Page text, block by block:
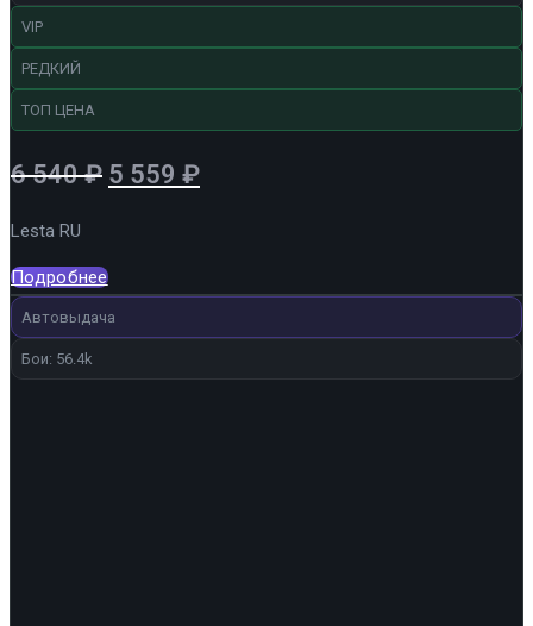
VIP
РЕДКИЙ
ТОП ЦЕНА
6 540₽ Первоначальная
6
540 ₽.
5 559 ₽Текущая
Lesta RU
Подробнее
Автовыдача
Бои: 56.4k